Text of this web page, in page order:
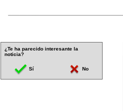
¿Te ha parecido interesante la
noticia?
Sí No